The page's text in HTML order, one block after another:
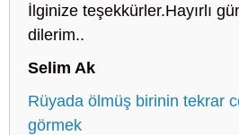
İlginize teşekkürler.Hayırlı
dilerim..
Selim Ak
Rüyada ölmüş birinin tekrar
görmek